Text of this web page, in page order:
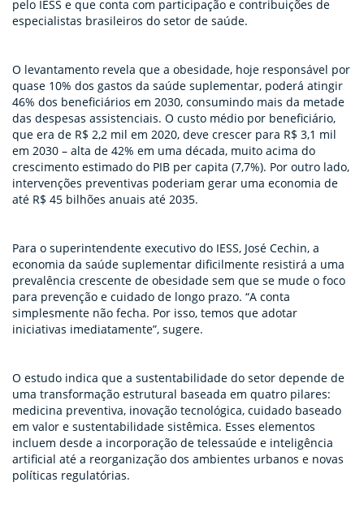
pelo IESS e que conta com participação e contribuições de
especialistas brasileiros do setor de saúde.
O levantamento revela que a obesidade, hoje responsável por
quase 10% dos gastos da saúde suplementar, poderá atingir
46% dos beneficiários em 2030, consumindo mais da metade
das despesas assistenciais. O custo médio por beneficiário,
que era de R$ 2,2 mil em 2020, deve crescer para R$ 3,1 mil
em 2030 – alta de 42% em uma década, muito acima do
crescimento estimado do PIB per capita (7,7%). Por outro lado,
intervenções preventivas poderiam gerar uma economia de
até R$ 45 bilhões anuais até 2035.
Para o superintendente executivo do IESS, José Cechin, a
economia da saúde suplementar dificilmente resistirá a uma
prevalência crescente de obesidade sem que se mude o foco
para prevenção e cuidado de longo prazo. “A conta
simplesmente não fecha. Por isso, temos que adotar
iniciativas imediatamente”, sugere.
O estudo indica que a sustentabilidade do setor depende de
uma transformação estrutural baseada em quatro pilares:
medicina preventiva, inovação tecnológica, cuidado baseado
em valor e sustentabilidade sistêmica. Esses elementos
incluem desde a incorporação de telessaúde e inteligência
artificial até a reorganização dos ambientes urbanos e novas
políticas regulatórias.